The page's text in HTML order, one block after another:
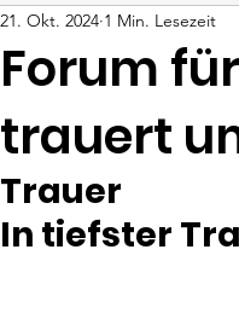
Forum
trauert
21. Okt. 2024 1 Min. Lesezeit
Trauer
In tiefster